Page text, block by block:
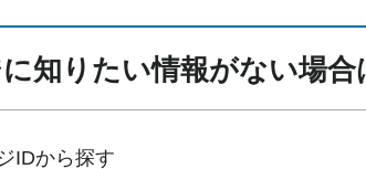
知りたい情報がない場合
IDから探す